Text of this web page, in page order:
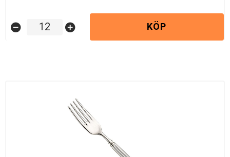
remove_circle add_circle KÖP